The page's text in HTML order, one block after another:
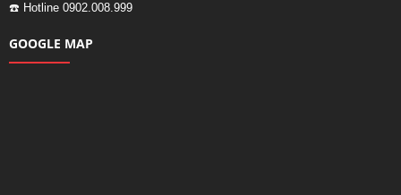
☎️ Hotline 0902.008.999
GOOGLE MAP